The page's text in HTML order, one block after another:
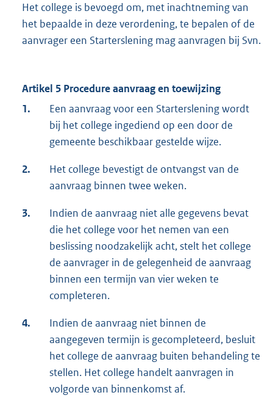
Het college is bevoegd om, met inachtneming van
het bepaalde in deze verordening, te bepalen of de
aanvrager een Starterslening mag aanvragen bij Svn.
Artikel 5 Procedure aanvraag en toewijzing
1.
Een aanvraag voor een Starterslening wordt
bij het college ingediend op een door de
gemeente beschikbaar gestelde wijze.
2.
Het college bevestigt de ontvangst van de
aanvraag binnen twee weken.
3.
Indien de aanvraag niet alle gegevens bevat
die het college voor het nemen van een
beslissing noodzakelijk acht, stelt het college
de aanvrager in de gelegenheid de aanvraag
binnen een termijn van vier weken te
completeren.
4.
Indien de aanvraag niet binnen de
aangegeven termijn is gecompleteerd, besluit
het college de aanvraag buiten behandeling te
stellen. Het college handelt aanvragen in
volgorde van binnenkomst af.